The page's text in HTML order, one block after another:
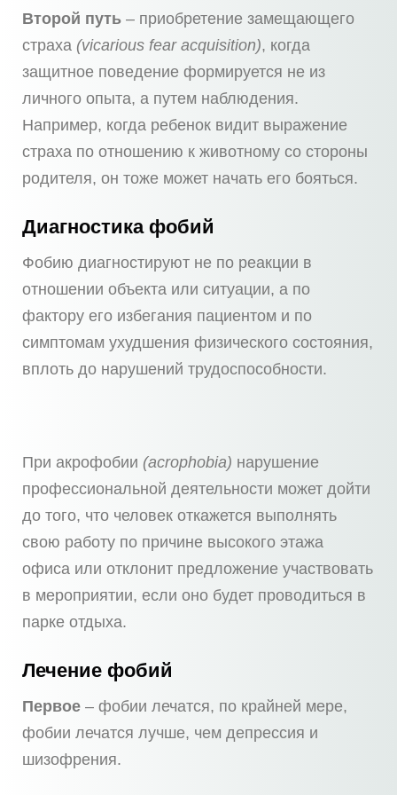
Второй путь – приобретение замещающего
страха (vicarious fear acquisition), когда
защитное поведение формируется не из
личного опыта, а путем наблюдения.
Например, когда ребенок видит выражение
страха по отношению к животному со стороны
родителя, он тоже может начать его бояться.
Диагностика фобий
Фобию диагностируют не по реакции в
отношении объекта или ситуации, а по
фактору его избегания пациентом и по
симптомам ухудшения физического состояния,
вплоть до нарушений трудоспособности.
При акрофобии (acrophobia) нарушение
профессиональной деятельности может дойти
до того, что человек откажется выполнять
свою работу по причине высокого этажа
офиса или отклонит предложение участвовать
в мероприятии, если оно будет проводиться в
парке отдыха.
Лечение фобий
Первое – фобии лечатся, по крайней мере,
фобии лечатся лучше, чем депрессия и
шизофрения.